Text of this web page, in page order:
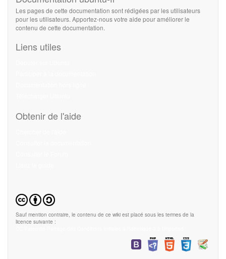
Les pages de cette documentation sont rédigées par les utilisateurs
pour les utilisateurs. Apportez-nous votre aide pour améliorer le
contenu de cette documentation.
Liens utiles
Obtenir de l'aide
Sauf mention contraire, le contenu de ce wiki est placé sous les termes de la
licence suivante :